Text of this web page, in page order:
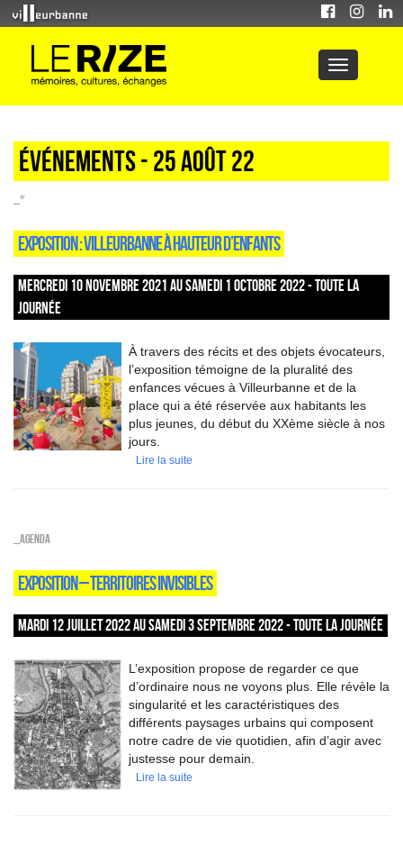
Événements - 25 Août 22
_*
EXPOSITION : VILLEURBANNE À HAUTEUR D’ENFANTS
MERCREDI 10 NOVEMBRE 2021 AU SAMEDI 1 OCTOBRE 2022 - TOUTE LA
JOURNÉE
À travers des récits et des objets évocateurs,
l’exposition témoigne de la pluralité des
enfances vécues à Villeurbanne et de la
place qui a été réservée aux habitants les
plus jeunes, du début du XXème siècle à nos
jours.
Lire la suite
_Agenda
EXPOSITION – TERRITOIRES INVISIBLES
MARDI 12 JUILLET 2022 AU SAMEDI 3 SEPTEMBRE 2022 - TOUTE LA JOURNÉE
L’exposition propose de regarder ce que
d’ordinaire nous ne voyons plus. Elle révèle la
singularité et les caractéristiques des
différents paysages urbains qui composent
notre cadre de vie quotidien, afin d’agir avec
justesse pour demain.
Lire la suite